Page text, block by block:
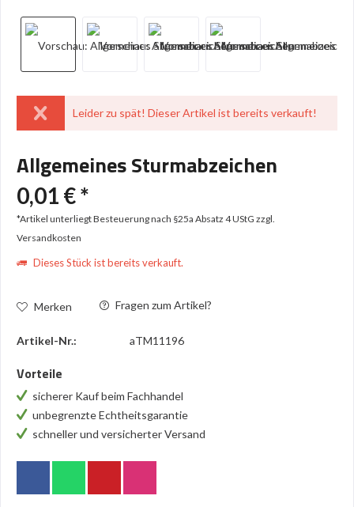
Leider zu spät! Dieser Artikel ist bereits verkauft!
Allgemeines Sturmabzeichen
0,01 € *
*Artikel unterliegt Besteuerung nach §25a Absatz 4 UStG zzgl.
Versandkosten
Dieses Stück ist bereits verkauft.
Merken Fragen zum Artikel?
Artikel-Nr.: aTM11196
Vorteile
sicherer Kauf beim Fachhandel
unbegrenzte Echtheitsgarantie
schneller und versicherter Versand